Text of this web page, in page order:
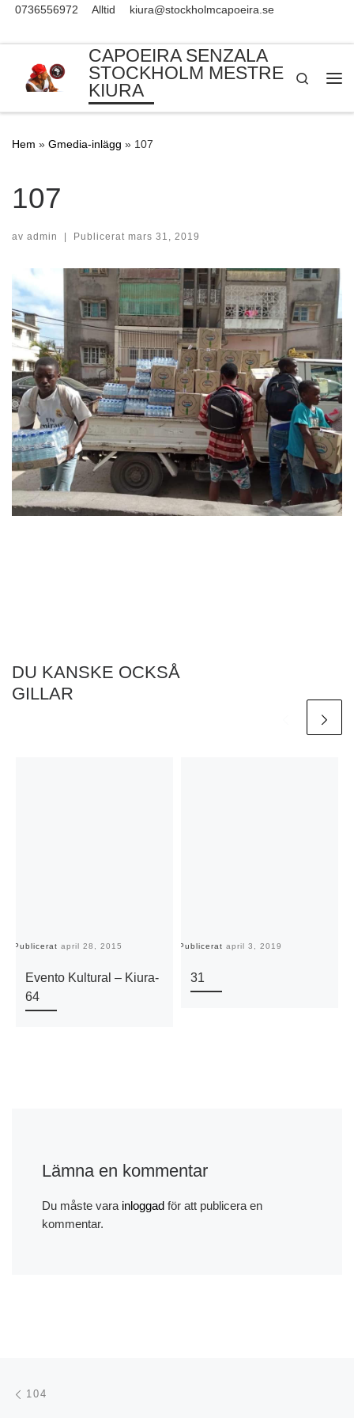
0736556972 Alltid kiura@stockholmcapoeira.se
CAPOEIRA SENZALA
STOCKHOLM MESTRE
KIURA
Search
Hem » Gmedia-inlägg » 107
107
av admin | Publicerat mars 31, 2019
DU KANSKE OCKSÅ
GILLAR
Publicerat april 28, 2015
Evento Kultural – Kiura-
64
Publicerat april 3, 2019
31
Lämna en kommentar
Du måste vara inloggadför att publicera en
kommentar.
Inläggsnavigering
104